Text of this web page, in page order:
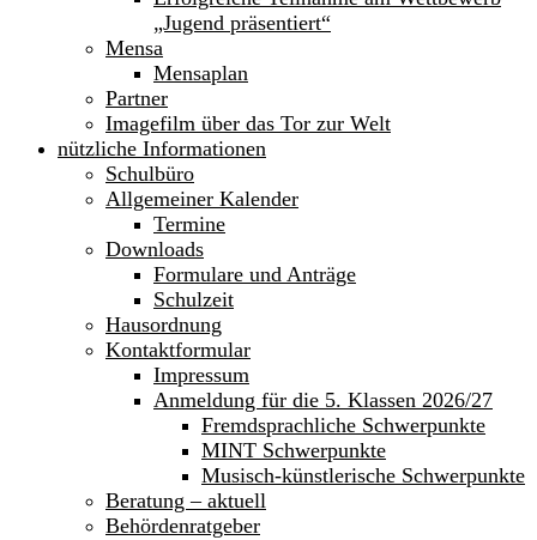
„Jugend präsentiert“
Mensa
Mensaplan
Partner
Imagefilm über das Tor zur Welt
nützliche Informationen
Schulbüro
Allgemeiner Kalender
Termine
Downloads
Formulare und Anträge
Schulzeit
Hausordnung
Kontaktformular
Impressum
Anmeldung für die 5. Klassen 2026/27
Fremdsprachliche Schwerpunkte
MINT Schwerpunkte
Musisch-künstlerische Schwerpunkte
Beratung – aktuell
Behördenratgeber